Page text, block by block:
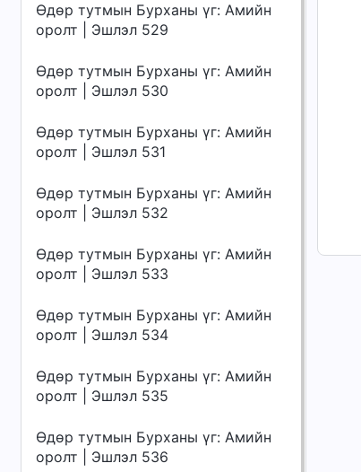
Өдөр тутмын Бурханы үг: Амийн
оролт | Эшлэл 529
Өдөр тутмын Бурханы үг: Амийн
оролт | Эшлэл 530
Өдөр тутмын Бурханы үг: Амийн
оролт | Эшлэл 531
Өдөр тутмын Бурханы үг: Амийн
оролт | Эшлэл 532
Өдөр тутмын Бурханы үг: Амийн
оролт | Эшлэл 533
Өдөр тутмын Бурханы үг: Амийн
оролт | Эшлэл 534
Өдөр тутмын Бурханы үг: Амийн
оролт | Эшлэл 535
Өдөр тутмын Бурханы үг: Амийн
оролт | Эшлэл 536